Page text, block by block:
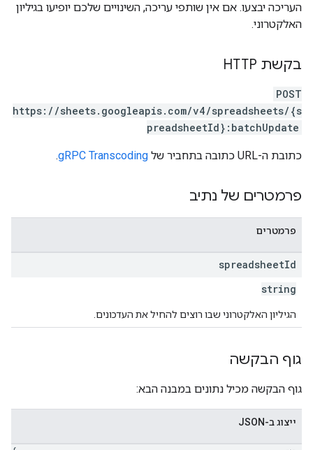
העריכה יבצעו. אם אין שותפי עריכה, השינויים שלכם יופיעו בגיליון
האלקטרוני.
בקשת HTTP
POST
https://sheets.googleapis.com/v4/spreadsheets/{s
preadsheetId}:batchUpdate
כתובת ה-URL כתובה בתחביר של gRPC Transcoding
.
פרמטרים של נתיב
פרמטרים
spreadsheetId
string
הגיליון האלקטרוני שבו רוצים להחיל את העדכונים.
גוף הבקשה
גוף הבקשה מכיל נתונים במבנה הבא:
ייצוג ב-JSON